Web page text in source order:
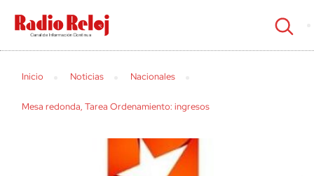
cerrar
Inicio Noticias Nacionales
Mesa redonda, Tarea Ordenamiento: ingresos